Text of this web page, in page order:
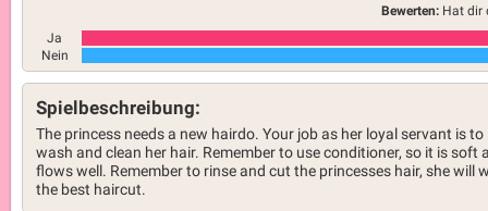
Bewerten: Hat dir
Ja
Nein
Spielbeschreibung:
The princess needs a new hairdo. Your job as her loyal servant is to
wash and clean her hair. Remember to use conditioner, so it is soft
flows well. Remember to rinse and cut the princesses hair, she will
the best haircut.